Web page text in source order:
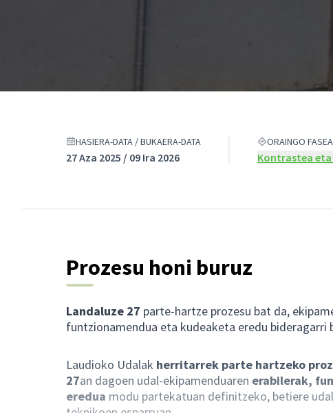
HASIERA-DATA / BUKAERA-DATA
27 Aza 2025 / 09 Ira 2026
ORAINGO FASEA
Kontrastea
Prozesu honi buruz
Landaluze 27 parte-hartze prozesu bat da,
funtzionamendua eta kudeaketa eredu bideragarri
Laudioko Udalak herritarrek parte hartzeko
27an dagoen udal-ekipamenduaren erabilerak,
eredua modu partekatuan definitzeko, betiere